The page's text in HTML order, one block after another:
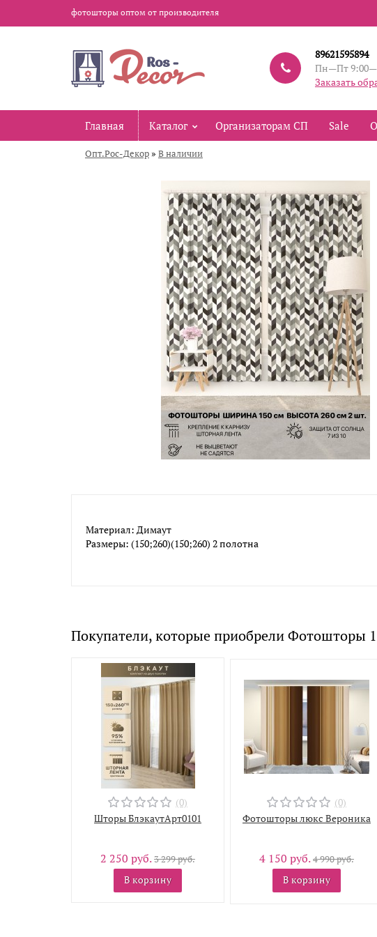
фотошторы оптом от производителя
89621595894
Пн—Пт
Заказать
Главная Каталог Организаторам СП Sale
Опт.Рос-Декор » В наличии
Материал: Димаут
Размеры: (150;260)(150;260) 2 полотна
Покупатели, которые приобрели Фотошторы
(0)
Шторы БлэкаутАрт0101
2 250 руб.3 299 руб.
В корзину
(0)
Фотошторы люкс Вероника
4 150 руб.4 990 руб.
В корзину